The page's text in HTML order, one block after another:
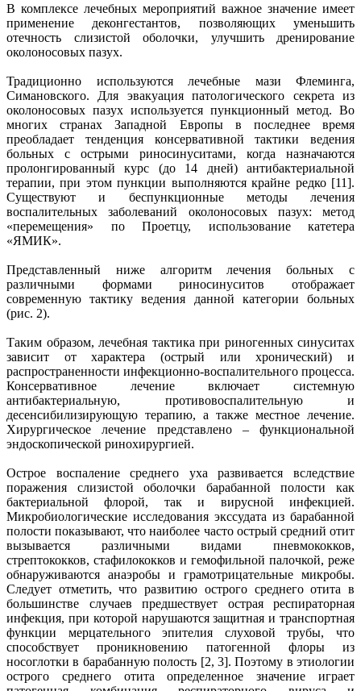
В комплексе лечебных мероприятий важное значение имеет
применение деконгестантов, позволяющих уменьшить
отечность слизистой оболочки, улучшить дренирование
околоносовых пазух.
Традиционно используются лечебные мази Флеминга,
Симановского. Для эвакуация патологического секрета из
околоносовых пазух используется пункционный метод. Во
многих странах Западной Европы в последнее время
преобладает тенденция консервативной тактики ведения
больных с острыми риносинуситами, когда назначаются
пролонгированный курс (до 14 дней) антибактериальной
терапии, при этом пункции выполняются крайне редко [11].
Существуют и беспункционные методы лечения
воспалительных заболеваний околоносовых пазух: метод
«перемещения» по Проетцу, использование катетера
«ЯМИК».
Представленный ниже алгоритм лечения больных с
различными формами риносинуситов отображает
современную тактику ведения данной категории больных
(рис. 2).
Таким образом, лечебная тактика при риногенных синуситах
зависит от характера (острый или хронический) и
распространенности инфекционно-воспалительного процесса.
Консервативное лечение включает системную
антибактериальную, противовоспалительную и
десенсибилизирующую терапию, а также местное лечение.
Хирургическое лечение представлено – функциональной
эндоскопической ринохирургией.
Острое воспаление среднего уха развивается вследствие
поражения слизистой оболочки барабанной полости как
бактериальной флорой, так и вирусной инфекцией.
Микробиологические исследования экссудата из барабанной
полости показывают, что наиболее часто острый средний отит
вызывается различными видами пневмококков,
стрептококков, стафилококков и гемофильной палочкой, реже
обнаруживаются анаэробы и грамотрицательные микробы.
Следует отметить, что развитию острого среднего отита в
большинстве случаев предшествует острая респираторная
инфекция, при которой нарушаются защитная и транспортная
функции мерцательного эпителия слуховой трубы, что
способствует проникновению патогенной флоры из
носоглотки в барабанную полость [2, 3]. Поэтому в этиологии
острого среднего отита определенное значение играет